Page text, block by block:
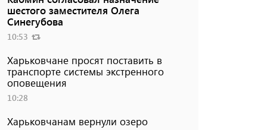
шестого заместителя Олега
Синегубова
10:53
Харьковчане просят поставить в
транспорте системы экстренного
оповещения
10:28
Харьковчанам вернули озеро